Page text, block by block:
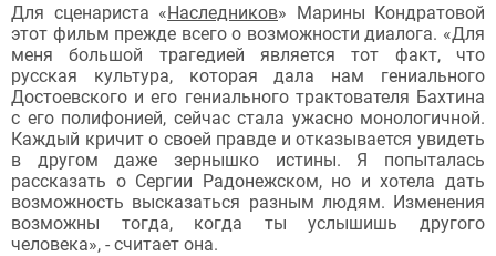
Для сценариста «Наследников» Марины Кондратовой
этот фильм прежде всего о возможности диалога. «Для
меня большой трагедией является тот факт, что
русская культура, которая дала нам гениального
Достоевского и его гениального трактователя Бахтина
с его полифонией, сейчас стала ужасно монологичной.
Каждый кричит о своей правде и отказывается увидеть
в другом даже зернышко истины. Я попыталась
рассказать о Сергии Радонежском, но и хотела дать
возможность высказаться разным людям. Изменения
возможны тогда, когда ты услышишь другого
человека», - считает она.